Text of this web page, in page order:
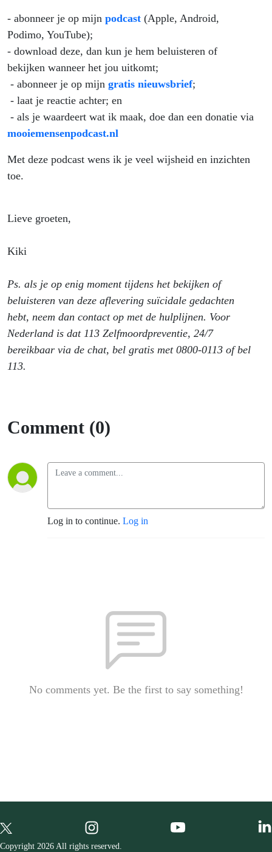
- abonneer je op mijn podcast (Apple, Android,
Podimo, YouTube);
- download deze, dan kun je hem beluisteren of
bekijken wanneer het jou uitkomt;
- abonneer je op mijn gratis nieuwsbrief;
- laat je reactie achter; en
- als je waardeert wat ik maak, doe dan een donatie via
mooiemensenpodcast.nl
Met deze podcast wens ik je veel wijsheid en inzichten
toe.
Lieve groeten,
Kiki
Ps. als je op enig moment tijdens het bekijken of
beluisteren van deze aflevering suïcidale gedachten
hebt, neem dan contact op met de hulplijnen. Voor
Nederland is dat 113 Zelfmoordpreventie, 24/7
bereikbaar via de chat, bel gratis met 0800-0113 of bel
113.
Comment (0)
Log in to continue. Log in
No comments yet. Be the first to say something!
Copyright 2026 All rights reserved.